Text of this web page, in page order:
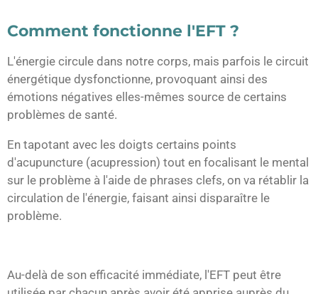
Comment fonctionne l'EFT ?
L'énergie circule dans notre corps, mais parfois le circuit
énergétique dysfonctionne, provoquant ainsi des
émotions négatives elles-mêmes source de certains
problèmes de santé.
En tapotant avec les doigts certains points
d'acupuncture (acupression) tout en focalisant le mental
sur le problème à l'aide de phrases clefs, on va rétablir la
circulation de l'énergie, faisant ainsi disparaître le
problème.
Au-delà de son efficacité immédiate, l'EFT peut être